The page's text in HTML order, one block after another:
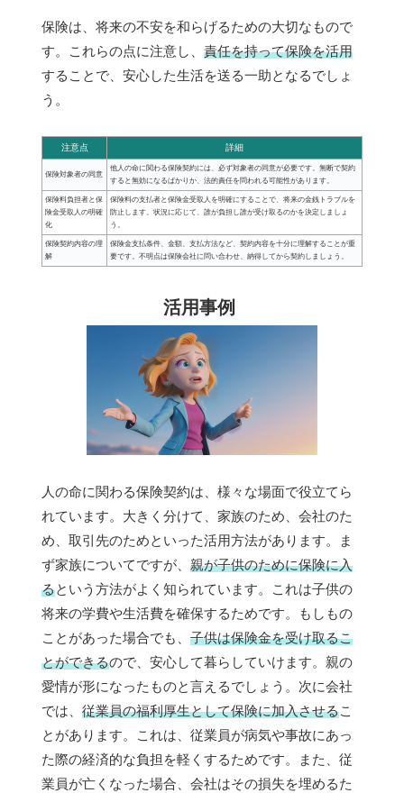
保険は、将来の不安を和らげるための大切なもので
す。これらの点に注意し、 責任を持って保険を活用
することで、安心した生活を送る一助となるでしょ
う。
注意点 詳細
保険対象者の同意
他人の命に関わる保険契約には、必ず対象者の同意が必要です。無断で契約
すると無効になるばかりか、法的責任を問われる可能性があります。
保険料負担者と保
険金受取人の明確
化
保険料の支払者と保険金受取人を明確にすることで、将来の金銭トラブルを
防止します。状況に応じて、誰が負担し誰が受け取るのかを決定しましょ
う。
保険契約内容の理
解
保険金支払条件、金額、支払方法など、契約内容を十分に理解することが重
要です。不明点は保険会社に問い合わせ、納得してから契約しましょう。
活用事例
人の命に関わる保険契約は、様々な場面で役立てら
れています。大きく分けて、家族のため、会社のた
め、取引先のためといった活用方法があります。ま
ず家族についてですが、 親が子供のために保険に入
るという方法がよく知られています。これは子供の
将来の学費や生活費を確保するためです。もしもの
ことがあった場合でも、 子供は保険金を受け取るこ
とができるので、安心して暮らしていけます。親の
愛情が形になったものと言えるでしょう。次に会社
では、 従業員の福利厚生として保険に加入させるこ
とがあります。これは、従業員が病気や事故にあっ
た際の経済的な負担を軽くするためです。また、従
業員が亡くなった場合、会社はその損失を埋めるた